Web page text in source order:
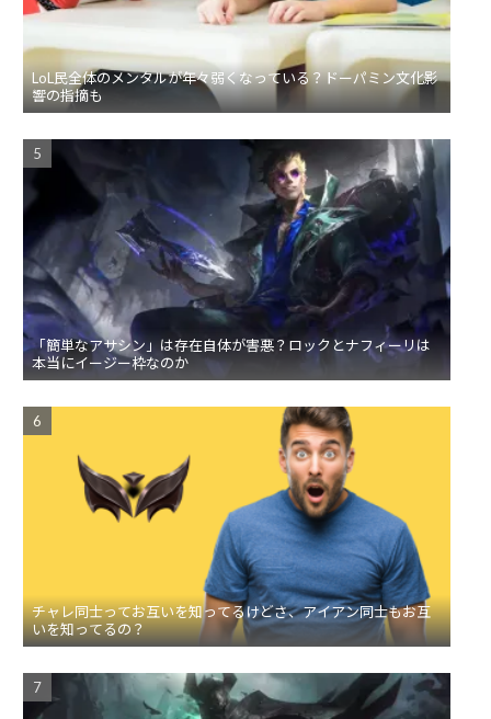
LoL民全体のメンタルが年々弱くなっている？ドーパミン文化影
響の指摘も
「簡単なアサシン」は存在自体が害悪？ロックとナフィーリは
本当にイージー枠なのか
チャレ同士ってお互いを知ってるけどさ、アイアン同士もお互
いを知ってるの？